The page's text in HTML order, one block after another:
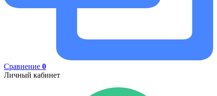
Сравнение 0
Личный кабинет